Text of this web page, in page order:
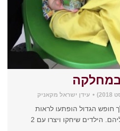
במחלקה
עידן ישראל מקאניק
חופש הגדול הופתעו לראות
שאפילו כאן חב"ד חושבים אליהם. הילדים שיחקו ויצרו עם 2